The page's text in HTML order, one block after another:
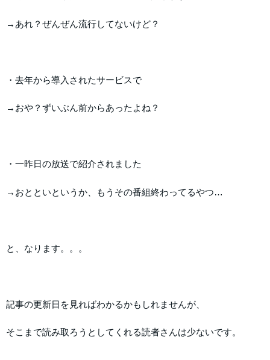
→あれ？ぜんぜん流行してないけど？
・去年から導入されたサービスで
→おや？ずいぶん前からあったよね？
・一昨日の放送で紹介されました
→おとといというか、もうその番組終わってるやつ…
と、なります。。。
記事の更新日を見ればわかるかもしれませんが、
そこまで読み取ろうとしてくれる読者さんは少ないです。